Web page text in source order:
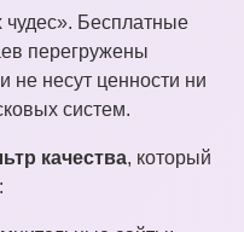
чудес». Бесплатные
перегружены
несут ценности ни
систем.
качества, который